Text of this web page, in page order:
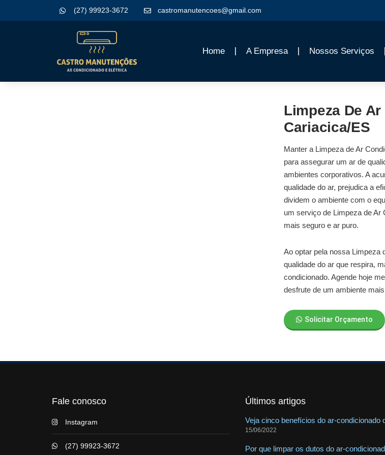
(27) 99923-3672 castromanutencoes@gmail.com
Home A Empresa Nossos Serviços
Limpeza De
Cariacica/ES
Manter a Limpeza de Ar
para assegurar um ar de
ambientes corporativos. A
qualidade do ar, prejudica a
dividem o ambiente com o
um serviço de Limpeza de Ar
mais seguro e ar puro.
Ao optar pela nossa Limpeza
qualidade do ar que respira,
condicionado. Agende hoje
desfrute de um ambiente
Solicitar Orçamento
Fale conosco
Instagram
(27) 99923-3672
Últimos artigos
Veja cinco benefícios do ar-condicionado
15/06/2022
Por que limpar os dutos do ar-